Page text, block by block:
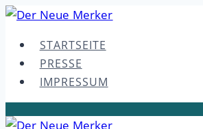
Skip
contentSTARTSEITE
PRESSE
IMPRESSUM